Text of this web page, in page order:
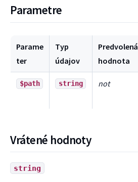
Parametre
Parame
ter
Typ
údajov
Predvolená
hodnota
$path string not
Vrátené hodnoty
string